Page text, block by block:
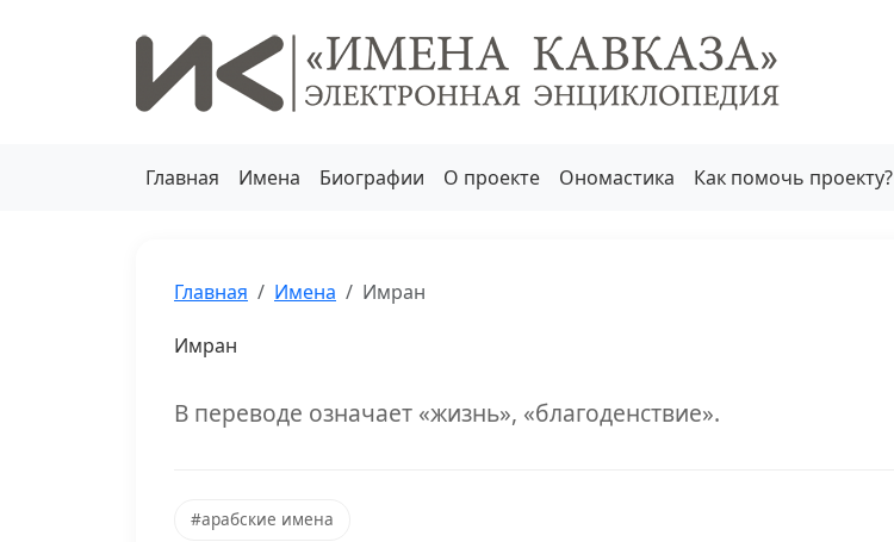
Главная Имена Биографии О проекте Ономастика Как помочь проекту?
Главная Имена Имран
Имран
В переводе означает «жизнь», «благоденствие».
#арабские имена